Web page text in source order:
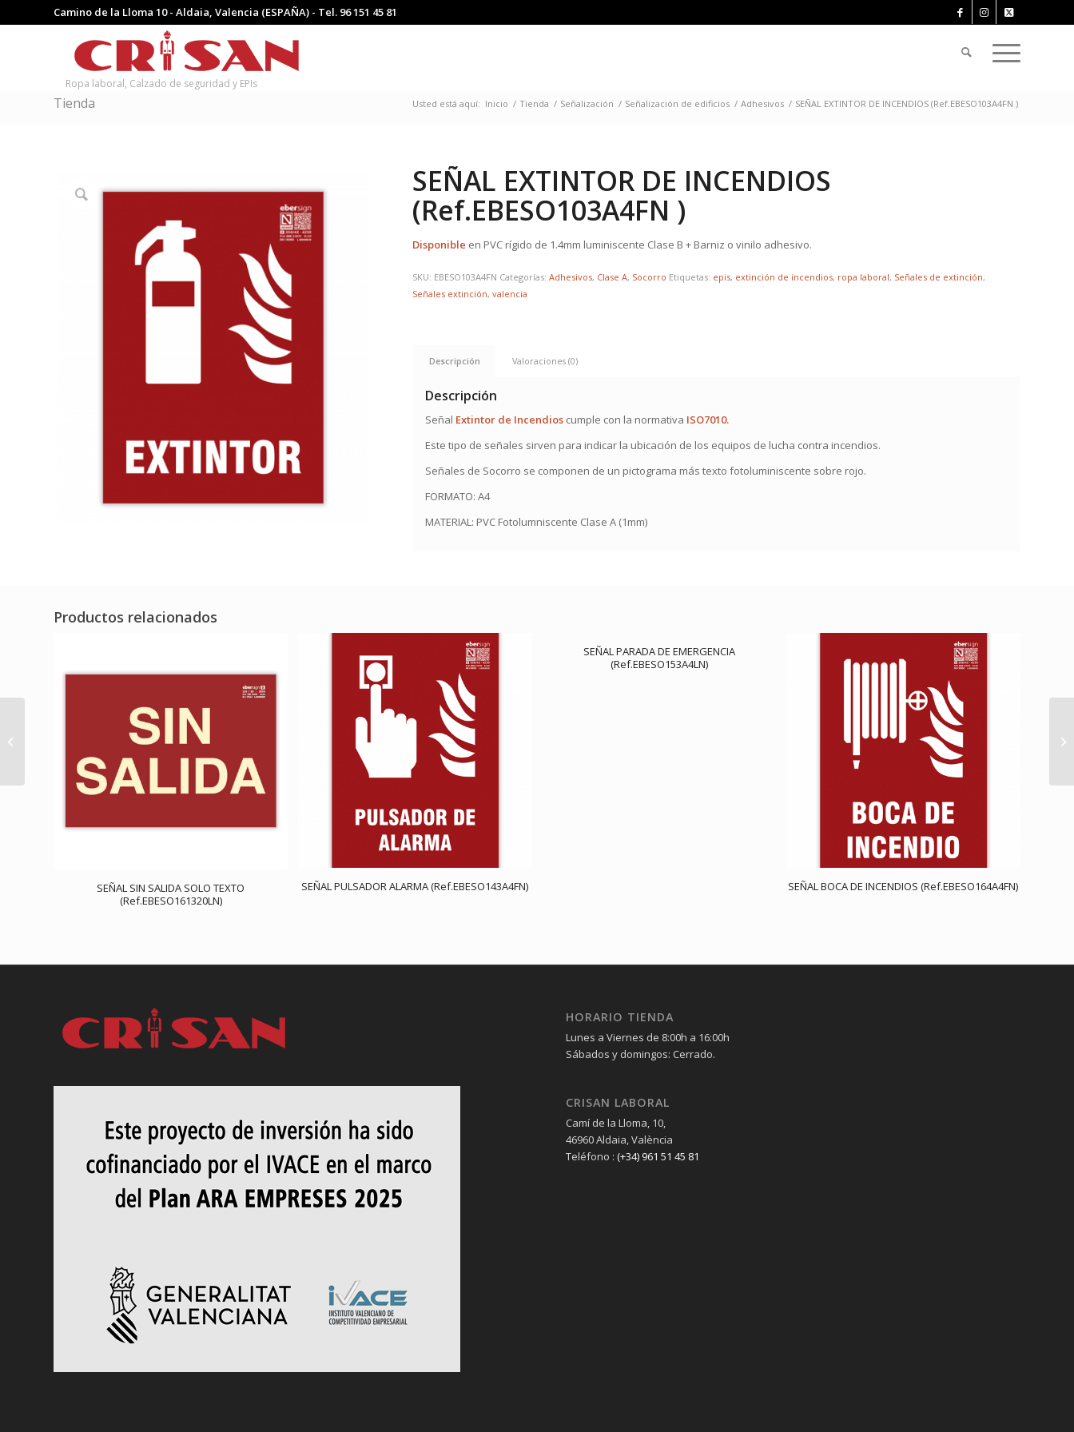
Camino de la Lloma 10 - Aldaia, Valencia (ESPAÑA) - Tel. 96 151 45 81
Ropa laboral, Calzado de seguridad y EPIs
Tienda Usted está aquí: Inicio / Tienda / Señalización / Señalización de edificios / Adhesivos / SEÑAL EXTINTOR DE INCENDIOS (Ref.EBESO103A4FN )
SEÑAL EXTINTOR DE INCENDIOS
(Ref.EBESO103A4FN )
Disponible en PVC rígido de 1.4mm luminiscente Clase B + Barniz o vinilo adhesivo.
SKU: EBESO103A4FN Categorías:Adhesivos, Clase A, Socorro Etiquetas: epis, extinción de incendios, ropa laboral, Señales de extinción,
Señales extinción,valencia
Descripción Valoraciones (0)
Descripción
Señal Extintor de Incendios cumple con la normativa ISO7010.
Este tipo de señales sirven para indicar la ubicación de los equipos de lucha contra incendios.
Señales de Socorro se componen de un pictograma más texto fotoluminiscente sobre rojo.
FORMATO: A4
MATERIAL: PVC Fotolumniscente Clase A (1mm)
Productos relacionados
SEÑAL SIN SALIDA SOLO TEXTO
(Ref.EBESO161320LN)
SEÑAL PULSADOR ALARMA (Ref.EBESO143A4FN)
SEÑAL PARADA DE EMERGENCIA
(Ref.EBESO153A4LN)
SEÑAL BOCA DE INCENDIOS (Ref.EBESO164A4FN)
HORARIO TIENDA
Lunes a Viernes de 8:00h a 16:00h
Sábados y domingos: Cerrado.
CRISAN LABORAL
Camí de la Lloma, 10,
46960 Aldaia, València
Teléfono :(+34) 961 51 45 81